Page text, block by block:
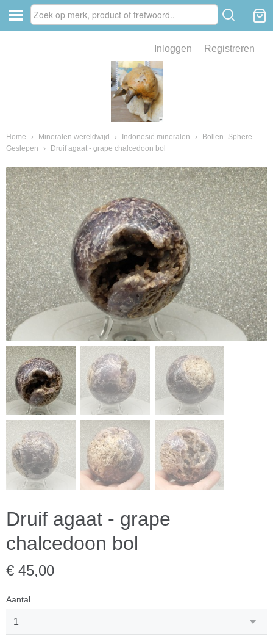
Inloggen Registreren
Home › Mineralen wereldwijd › Indonesië mineralen ›
Bollen -Sphere
Geslepen
› Druif agaat - grape chalcedoon bol
Druif agaat - grape
chalcedoon bol
€ 45,00
Aantal
van fossielen en mineralen